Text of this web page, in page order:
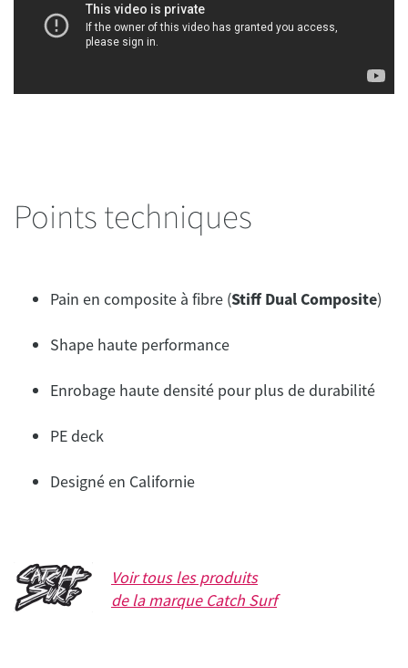
Points techniques
Pain en composite à fibre (Stiff Dual Composite)
Shape haute performance
Enrobage haute densité pour plus de durabilité
PE deck
Designé en Californie
Voir tous les produits
de la marque Catch Surf